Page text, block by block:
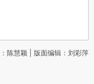
陈慧颖 | 版面编辑：刘彩萍